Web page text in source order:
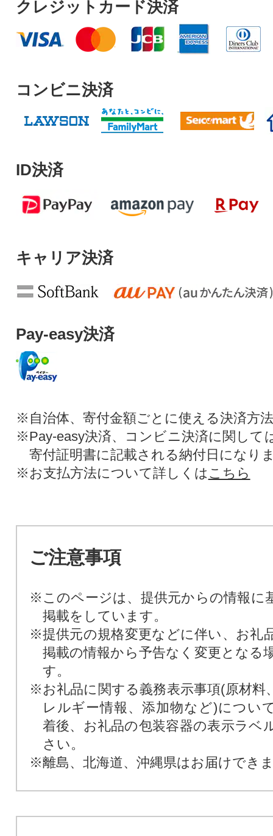
クレジットカード決済
コンビニ決済
ID決済
キャリア決済
Pay-easy決済
※自治体、寄付金額ごとに使える決済方
※Pay-easy決済、コンビニ決済に関して
寄付証明書に記載される納付日になり
※お支払方法について詳しくは こちら
ご注意事項
※このページは、提供元からの情報に
掲載をしています。
※提供元の規格変更などに伴い、お礼
掲載の情報から予告なく変更となる
す。
※お礼品に関する義務表示事項(原材料
レルギー情報、添加物など)につい
着後、お礼品の包装容器の表示ラベ
さい。
※離島、北海道、沖縄県はお届けでき